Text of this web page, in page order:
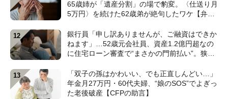
65歳姉が「遺産分割」の場で豹変。〈仕送り月
5万円〉を続けた62歳弟が絶句したワケ【弁護
銀行員「申し訳ありませんが、ご融資はできか
ねます」…52歳元会社員、資産1.2億円超なの
に住宅ローン審査で“まさかの門前払い”。狭い
の解説】
「双子の孫はかわいい、でも正直しんどい…」
年金月27万円・60代夫婦、“娘のSOS”でよぎっ
た老後破産【CFPの助言】